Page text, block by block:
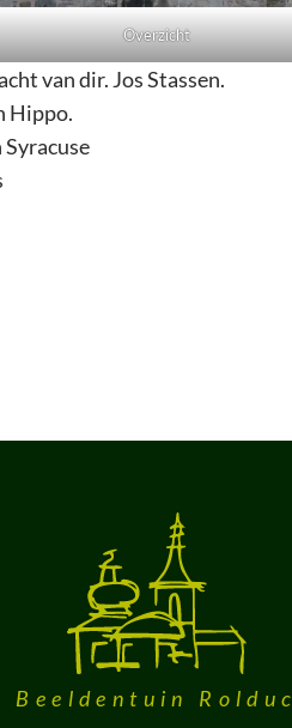
Overzicht
van dir. Jos Stassen.
Beeldentuin Rolduc